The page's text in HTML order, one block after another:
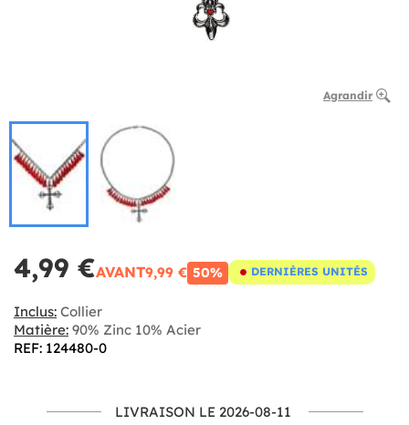
Agrandir
4,99 €AVANT9,99 € 50% DERNIÈRES UNITÉS
Inclus: Collier
Matière: 90% Zinc 10% Acier
REF: 124480-0
LIVRAISON LE 2026-08-11